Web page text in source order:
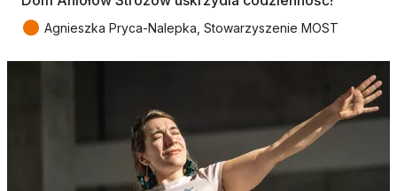
● Agnieszka Pryca-Nalepka, Stowarzyszenie MOST